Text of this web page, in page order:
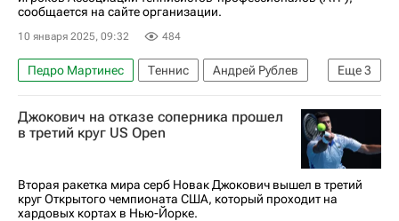
сообщается на сайте организации.
10 января 2025, 09:32 484
Еще3
Педро Мартинес Теннис
Андрей Рублев
Ассоциация теннисистов-профессионалов (ATP)
Александр Зверев
Спорт
Джокович на отказе соперника прошел
в третий круг US Open
Вторая ракетка мира серб Новак Джокович вышел в третий
круг Открытого чемпионата США, который проходит на
хардовых кортах в Нью-Йорке.